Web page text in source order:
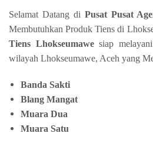
Selamat Datang di Pusat Pusat
Membutuhkan Produk Tiens di
Tiens Lhokseumawesiap melayani
wilayah Lhokseumawe, Aceh yang
Banda Sakti
Blang Mangat
Muara Dua
Muara Satu